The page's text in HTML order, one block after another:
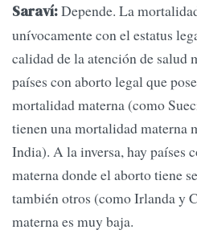
Saraví:Depende. La
unívocamente con el estatus
calidad de la atención de salud
países con aborto legal que
mortalidad materna (como
tienen una mortalidad materna
India). A la inversa, hay países
materna donde el aborto tiene
también otros (como Irlanda y
materna es muy baja.